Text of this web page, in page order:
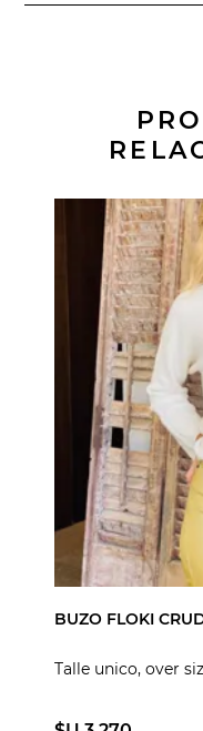
BUZO FLOKI
Talle unico, over